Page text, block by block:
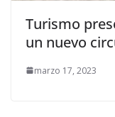
Turismo
un nuevo
marzo 17, 2023